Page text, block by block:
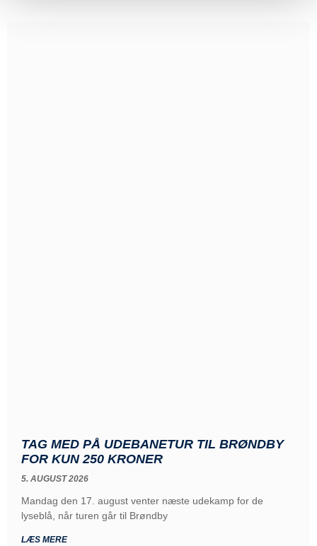
TAG MED PÅ UDEBANETUR TIL BRØNDBY
FOR KUN 250 KRONER
5. AUGUST 2026
Mandag den 17. august venter næste udekamp for de
lyseblå, når turen går til Brøndby
LÆS MERE